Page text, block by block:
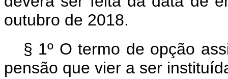
outubro de 2018.
§ 1º O termo de opção
pensão que vier a ser